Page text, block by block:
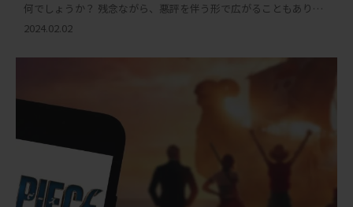
何でしょうか？ 残念ながら、悪評を伴う形で広がることもありま
す。しかし、時にはブランドの製品やサービスが期待を上回るこ
2024.02.02